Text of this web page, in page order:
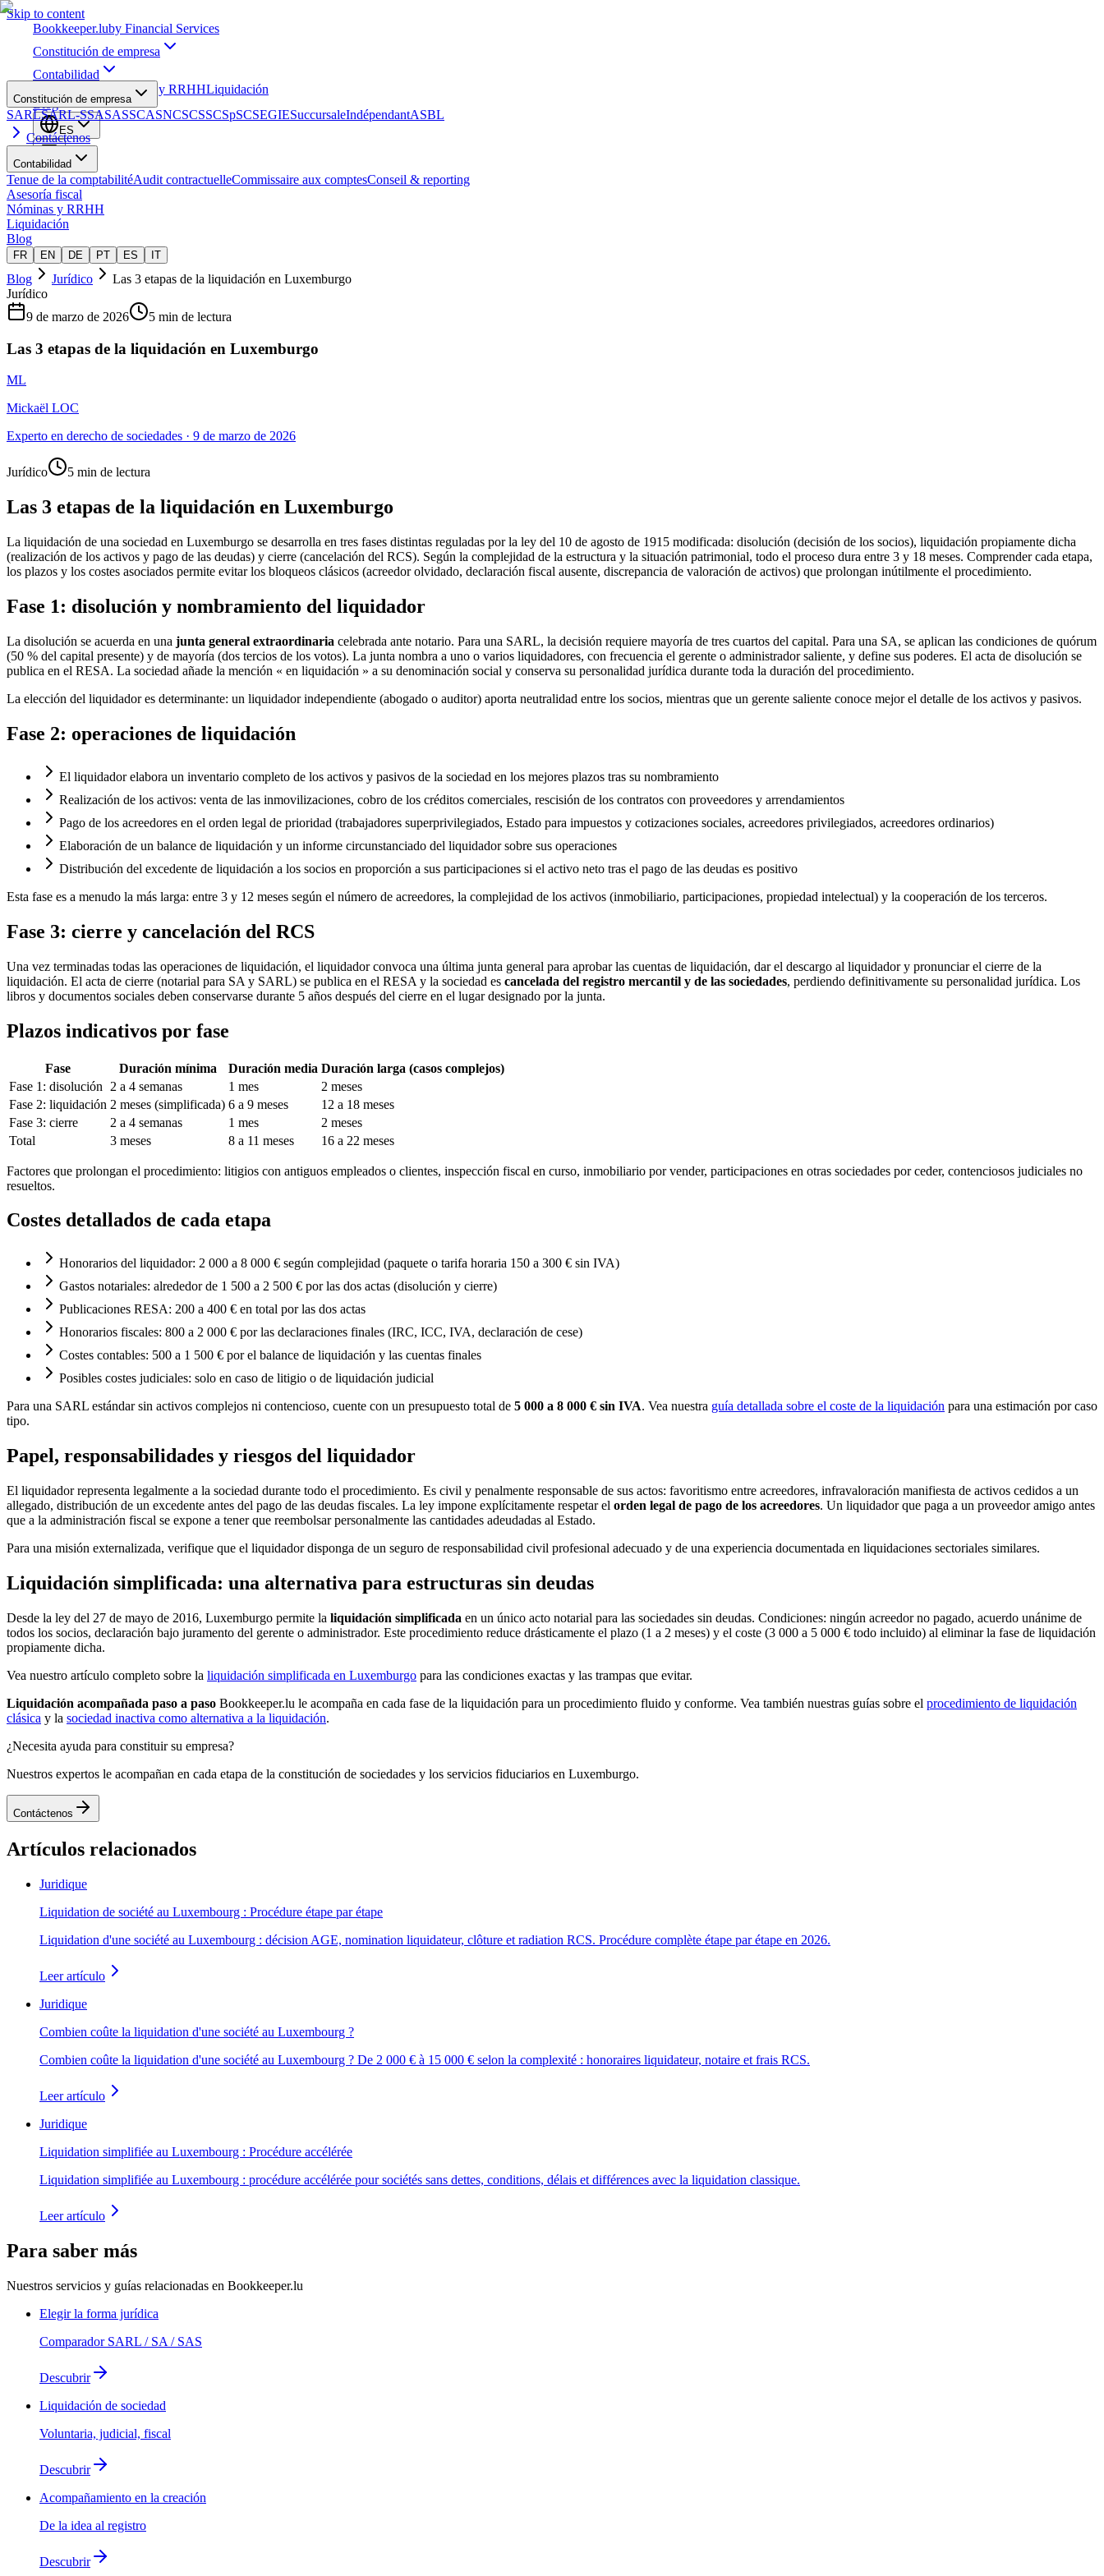
Skip to content
Bookkeeper.luby Financial Services
Constitución de empresa
Contabilidad
Nóminas y RRHHLiquidación
Blog
ES
Constitución de empresa
SARLSARL-SSASASSCASNCSCSSCSpSCSEGIESuccursaleIndépendantASBL
Contáctenos
Contabilidad
Tenue de la comptabilitéAudit contractuelleCommissaire aux comptesConseil & reporting
Asesoría fiscal
Nóminas y RRHH
Liquidación
Blog
FR EN DE PT ES IT
Blog Jurídico
Las 3 etapas de la liquidación en Luxemburgo
Jurídico
9 de marzo de 2026
5 min de lectura
Las 3 etapas de la liquidación en Luxemburgo
ML
Mickaël LOC
Experto en derecho de sociedades · 9 de marzo de 2026
Jurídico 5 min de lectura
Las 3 etapas de la liquidación en Luxemburgo
La liquidación de una sociedad en Luxemburgo se desarrolla en tres fases distintas reguladas por la ley del 10 de agosto de 1915 modificada: disolución (decisión de los socios), liquidación propiamente dicha
(realización de los activos y pago de las deudas) y cierre (cancelación del RCS). Según la complejidad de la estructura y la situación patrimonial, todo el proceso dura entre 3 y 18 meses. Comprender cada etapa,
los plazos y los costes asociados permite evitar los bloqueos clásicos (acreedor olvidado, declaración fiscal ausente, discrepancia de valoración de activos) que prolongan inútilmente el procedimiento.
Fase 1: disolución y nombramiento del liquidador
La disolución se acuerda en una junta general extraordinaria celebrada ante notario. Para una SARL, la decisión requiere mayoría de tres cuartos del capital. Para una SA, se aplican las condiciones de quórum
(50 % del capital presente) y de mayoría (dos tercios de los votos). La junta nombra a uno o varios liquidadores, con frecuencia el gerente o administrador saliente, y define sus poderes. El acta de disolución se
publica en el RESA. La sociedad añade la mención « en liquidación » a su denominación social y conserva su personalidad jurídica durante toda la duración del procedimiento.
La elección del liquidador es determinante: un liquidador independiente (abogado o auditor) aporta neutralidad entre los socios, mientras que un gerente saliente conoce mejor el detalle de los activos y pasivos.
Fase 2: operaciones de liquidación
El liquidador elabora un inventario completo de los activos y pasivos de la sociedad en los mejores plazos tras su nombramiento
Realización de los activos: venta de las inmovilizaciones, cobro de los créditos comerciales, rescisión de los contratos con proveedores y arrendamientos
Pago de los acreedores en el orden legal de prioridad (trabajadores superprivilegiados, Estado para impuestos y cotizaciones sociales, acreedores privilegiados, acreedores ordinarios)
Elaboración de un balance de liquidación y un informe circunstanciado del liquidador sobre sus operaciones
Distribución del excedente de liquidación a los socios en proporción a sus participaciones si el activo neto tras el pago de las deudas es positivo
Esta fase es a menudo la más larga: entre 3 y 12 meses según el número de acreedores, la complejidad de los activos (inmobiliario, participaciones, propiedad intelectual) y la cooperación de los terceros.
Fase 3: cierre y cancelación del RCS
Una vez terminadas todas las operaciones de liquidación, el liquidador convoca una última junta general para aprobar las cuentas de liquidación, dar el descargo al liquidador y pronunciar el cierre de la
liquidación. El acta de cierre (notarial para SA y SARL) se publica en el RESA y la sociedad es cancelada del registro mercantil y de las sociedades, perdiendo definitivamente su personalidad jurídica. Los
libros y documentos sociales deben conservarse durante 5 años después del cierre en el lugar designado por la junta.
Plazos indicativos por fase
Fase Duración mínima Duración media Duración larga (casos complejos)
Fase 1: disolución
2 a 4 semanas 1 mes
2 meses
Fase 2: liquidación 2 meses (simplificada) 6 a 9 meses
12 a 18 meses
Fase 3: cierre
2 a 4 semanas 1 mes
2 meses
Total
3 meses 8 a 11 meses 16 a 22 meses
Factores que prolongan el procedimiento: litigios con antiguos empleados o clientes, inspección fiscal en curso, inmobiliario por vender, participaciones en otras sociedades por ceder, contenciosos judiciales no
resueltos.
Costes detallados de cada etapa
Honorarios del liquidador: 2 000 a 8 000 € según complejidad (paquete o tarifa horaria 150 a 300 € sin IVA)
Gastos notariales: alrededor de 1 500 a 2 500 € por las dos actas (disolución y cierre)
Publicaciones RESA: 200 a 400 € en total por las dos actas
Honorarios fiscales: 800 a 2 000 € por las declaraciones finales (IRC, ICC, IVA, declaración de cese)
Costes contables: 500 a 1 500 € por el balance de liquidación y las cuentas finales
Posibles costes judiciales: solo en caso de litigio o de liquidación judicial
Para una SARL estándar sin activos complejos ni contencioso, cuente con un presupuesto total de 5 000 a 8 000 € sin IVA. Vea nuestra guía detallada sobre el coste de la liquidación para una estimación por caso
tipo.
Papel, responsabilidades y riesgos del liquidador
El liquidador representa legalmente a la sociedad durante todo el procedimiento. Es civil y penalmente responsable de sus actos: favoritismo entre acreedores, infravaloración manifiesta de activos cedidos a un
allegado, distribución de un excedente antes del pago de las deudas fiscales. La ley impone explícitamente respetar el orden legal de pago de los acreedores. Un liquidador que paga a un proveedor amigo antes
que a la administración fiscal se expone a tener que reembolsar personalmente las cantidades adeudadas al Estado.
Para una misión externalizada, verifique que el liquidador disponga de un seguro de responsabilidad civil profesional adecuado y de una experiencia documentada en liquidaciones sectoriales similares.
Liquidación simplificada: una alternativa para estructuras sin deudas
Desde la ley del 27 de mayo de 2016, Luxemburgo permite la liquidación simplificada en un único acto notarial para las sociedades sin deudas. Condiciones: ningún acreedor no pagado, acuerdo unánime de
todos los socios, declaración bajo juramento del gerente o administrador. Este procedimiento reduce drásticamente el plazo (1 a 2 meses) y el coste (3 000 a 5 000 € todo incluido) al eliminar la fase de liquidación
propiamente dicha.
Vea nuestro artículo completo sobre la liquidación simplificada en Luxemburgo para las condiciones exactas y las trampas que evitar.
Liquidación acompañada paso a paso Bookkeeper.lu le acompaña en cada fase de la liquidación para un procedimiento fluido y conforme. Vea también nuestras guías sobre el procedimiento de liquidación
clásica y la sociedad inactiva como alternativa a la liquidación.
¿Necesita ayuda para constituir su empresa?
Nuestros expertos le acompañan en cada etapa de la constitución de sociedades y los servicios fiduciarios en Luxemburgo.
Contáctenos
Artículos relacionados
Juridique
Liquidation de société au Luxembourg : Procédure étape par étape
Liquidation d'une société au Luxembourg : décision AGE, nomination liquidateur, clôture et radiation RCS. Procédure complète étape par étape en 2026.
Leer artículo
Juridique
Combien coûte la liquidation d'une société au Luxembourg ?
Combien coûte la liquidation d'une société au Luxembourg ? De 2 000 € à 15 000 € selon la complexité : honoraires liquidateur, notaire et frais RCS.
Leer artículo
Juridique
Liquidation simplifiée au Luxembourg : Procédure accélérée
Liquidation simplifiée au Luxembourg : procédure accélérée pour sociétés sans dettes, conditions, délais et différences avec la liquidation classique.
Leer artículo
Para saber más
Nuestros servicios y guías relacionadas en Bookkeeper.lu
Elegir la forma jurídica
Comparador SARL / SA / SAS
Descubrir
Liquidación de sociedad
Voluntaria, judicial, fiscal
Descubrir
Acompañamiento en la creación
De la idea al registro
Descubrir